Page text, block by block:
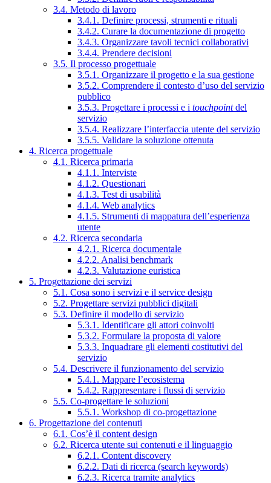
3.4. Metodo di lavoro
3.4.1. Definire processi, strumenti e rituali
3.4.2. Curare la documentazione di progetto
3.4.3. Organizzare tavoli tecnici collaborativi
3.4.4. Prendere decisioni
3.5. Il processo progettuale
3.5.1. Organizzare il progetto e la sua gestione
3.5.2. Comprendere il contesto d’uso del servizio
pubblico
3.5.3. Progettare i processi e i touchpointdel
servizio
3.5.4. Realizzare l’interfaccia utente del servizio
3.5.5. Validare la soluzione ottenuta
4. Ricerca progettuale
4.1. Ricerca primaria
4.1.1. Interviste
4.1.2. Questionari
4.1.3. Test di usabilità
4.1.4. Web analytics
4.1.5. Strumenti di mappatura dell’esperienza
utente
4.2. Ricerca secondaria
4.2.1. Ricerca documentale
4.2.2. Analisi benchmark
4.2.3. Valutazione euristica
5. Progettazione dei servizi
5.1. Cosa sono i servizi e il service design
5.2. Progettare servizi pubblici digitali
5.3. Definire il modello di servizio
5.3.1. Identificare gli attori coinvolti
5.3.2. Formulare la proposta di valore
5.3.3. Inquadrare gli elementi costitutivi del
servizio
5.4. Descrivere il funzionamento del servizio
5.4.1. Mappare l’ecosistema
5.4.2. Rappresentare i flussi di servizio
5.5. Co-progettare le soluzioni
5.5.1. Workshop di co-progettazione
6. Progettazione dei contenuti
6.1. Cos’è il content design
6.2. Ricerca utente sui contenuti e il linguaggio
6.2.1. Content discovery
6.2.2. Dati di ricerca (search keywords)
6.2.3. Ricerca tramite analytics